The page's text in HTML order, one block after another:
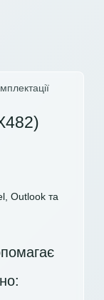
Outlook та